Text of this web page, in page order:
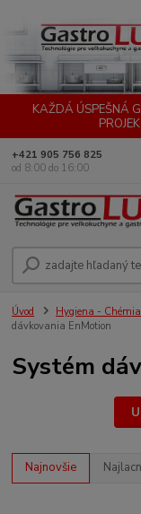
KAŽDÁ ÚSPEŠNÁ
+421 905 756 825
od 8:00 do 16:00
Úvod Hygiena - Chémia
dávkovania EnMotion
Systém
Najnovšie